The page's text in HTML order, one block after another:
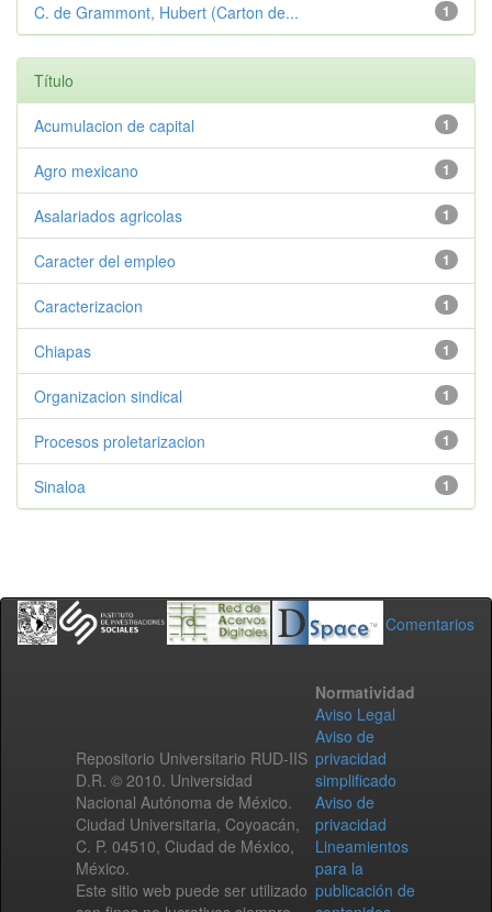
1
C. de Grammont, Hubert (Carton de...
Título
1
Acumulacion de capital
1
Agro mexicano
1
Asalariados agricolas
1
Caracter del empleo
1
Caracterizacion
1
Chiapas
1
Organizacion sindical
1
Procesos proletarizacion
1
Sinaloa
Comentarios
Repositorio Universitario RUD-IIS
D.R. © 2010. Universidad
Nacional Autónoma de México.
Ciudad Universitaria, Coyoacán,
C. P. 04510, Ciudad de México,
México.
Este sitio web puede ser utilizado
Normatividad
Aviso Legal
Aviso de
privacidad
simplificado
Aviso de
privacidad
Lineamientos
para la
publicación de